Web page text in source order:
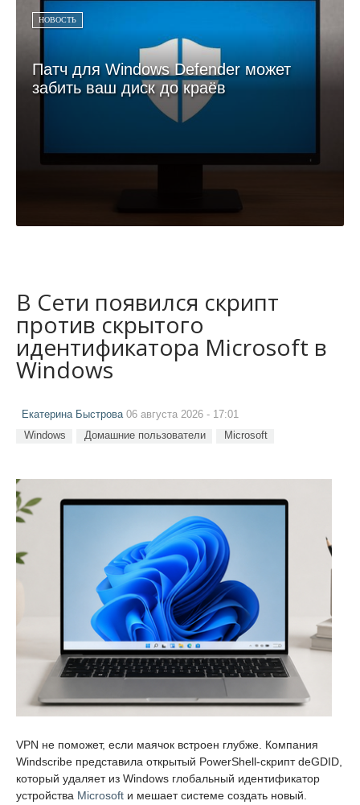
НОВОСТЬ
Патч для Windows Defender может
забить ваш диск до краёв
В Сети появился скрипт
против скрытого
идентификатора Microsoft в
Windows
Екатерина Быстрова06 августа 2026 - 17:01
Windows Домашние пользователи Microsoft
VPN не поможет, если маячок встроен глубже. Компания
Windscribe представила открытый PowerShell-скрипт deGDID,
который удаляет из Windows глобальный идентификатор
устройства Microsoft и мешает системе создать новый.